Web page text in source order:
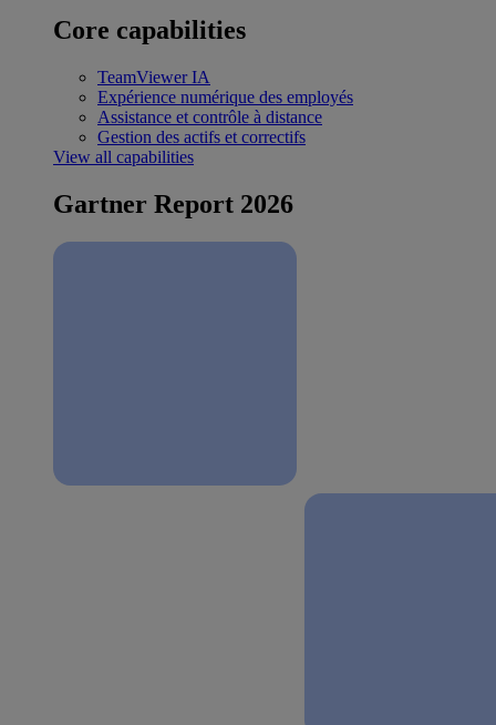
Core capabilities
TeamViewer IA
Expérience numérique des employés
Assistance et contrôle à distance
Gestion des actifs et correctifs
View all capabilities
Gartner Report 2026